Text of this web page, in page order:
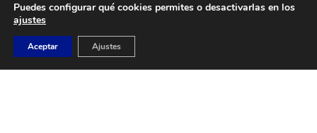
28670
Puedes configurar qué cookies permites o desactivarlas en los
ajustes
Aceptar Ajustes